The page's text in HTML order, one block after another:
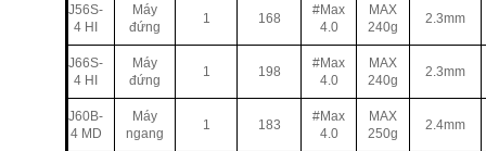
J56S-
4 HI
Máy
đứng
1 168
#Max
4.0
MAX
240g
2.3mm
J66S-
4 HI
Máy
đứng
1 198
#Max
4.0
MAX
240g
2.3mm
J60B-
4 MD
Máy
ngang
1 183
#Max
4.0
MAX
250g
2.4mm